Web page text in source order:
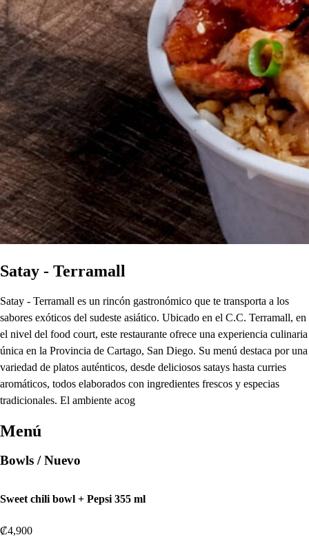
Satay - Terramall
Satay - Terramall es un rincón gastronómico que te transporta a los
sabores exóticos del sudeste asiático. Ubicado en el C.C. Terramall, en
el nivel del food court, este restaurante ofrece una experiencia culinaria
única en la Provincia de Cartago, San Diego. Su menú destaca por una
variedad de platos auténticos, desde deliciosos satays hasta curries
aromáticos, todos elaborados con ingredientes frescos y especias
tradicionales. El ambiente acog
Menú
Bowls / Nuevo
Sweet chili bowl + Pepsi 355 ml
₡4,900